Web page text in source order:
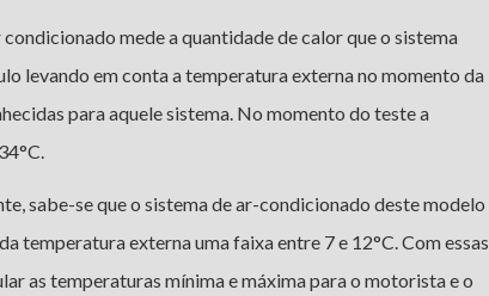
mede a quantidade de calor que o sistema
levando em conta a temperatura externa no momento da
para aquele sistema. No momento do teste a
sabe-se que o sistema de ar-condicionado deste modelo
temperatura externa uma faixa entre 7 e 12°C. Com essas
as temperaturas mínima e máxima para o motorista e o